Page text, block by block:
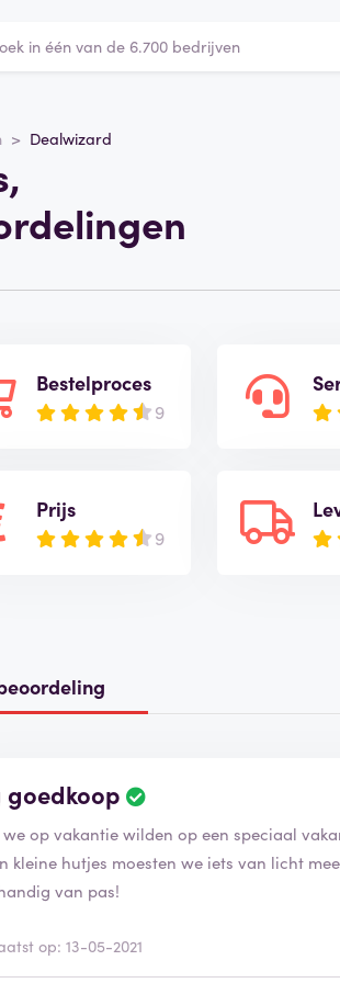
Dealwizard
Bestelproces
9
Prijs
9
goedkoop
B
o
o
i
we op vakantie wilden op een speciaal
kleine hutjes moesten we iets van licht
van pas!
op: 13-05-2021